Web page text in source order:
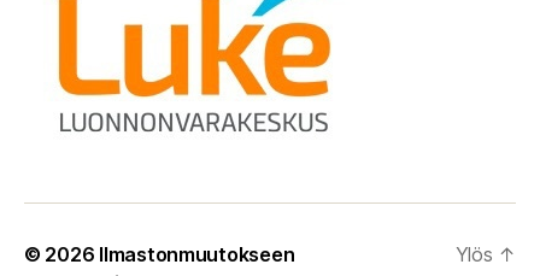
© 2026 Ilmastonmuutokseen
Ylös ↑